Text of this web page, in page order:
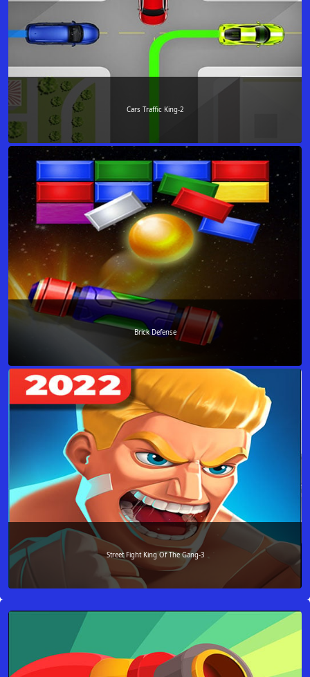
Cars Traffic King-2
Brick Defense
Street Fight King Of The Gang-3